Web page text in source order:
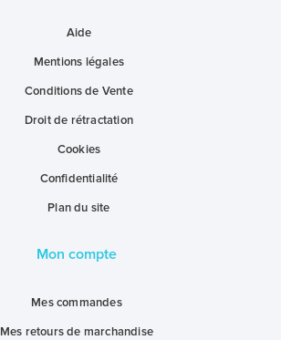
Aide
Mentions légales
Conditions de Vente
Droit de rétractation
Cookies
Confidentialité
Plan du site
Mon compte
Mes commandes
Mes retours de marchandise